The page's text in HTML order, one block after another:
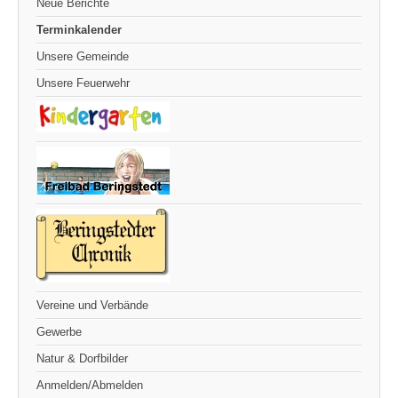
Neue Berichte
Terminkalender
Unsere Gemeinde
Unsere Feuerwehr
Vereine und Verbände
Gewerbe
Natur & Dorfbilder
Anmelden/Abmelden